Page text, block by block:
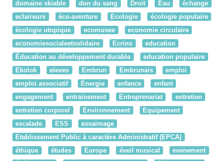
domaine skiable
don du sang Droit Eau
échange
eclaireurs
éco-aventure Ecologie
écologie populaire
écologie utopique
ecomusee
economie circulaire
economiesocialeetsolidaire
Ecrins
education
Éducation au développement durable
education populaire
Ekolok
eleves Embrun Embrunais
emploi
emploi associatif
Énergie enfance
enfant
engagement
entrainement Entreprenariat
entretien
entretien corporel
Environnement
Equipement
escalade
ESS
essaimage
Etablissement Public à caractère Administratif (EPCA)
éthique
études Europe éveil musical
evenement